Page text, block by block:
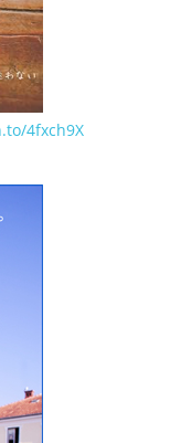
4fxch9X